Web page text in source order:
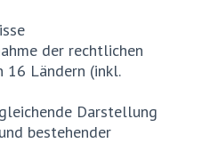
der rechtlichen
16 Ländern (inkl.
Darstellung
bestehender